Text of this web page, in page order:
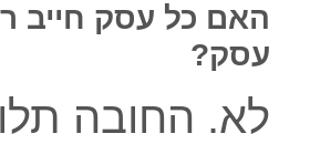
האם כל עסק חייב
עסק?
לא. החובה